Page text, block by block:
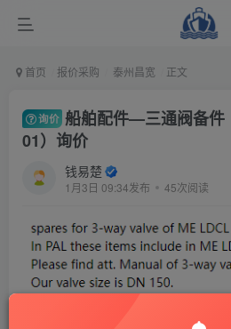
首页 报价采购 泰州昌宽 正文
询价 船舶配件—三通阀备件
01）询价
钱易楚
1月3日 09:34发布 45次阅读